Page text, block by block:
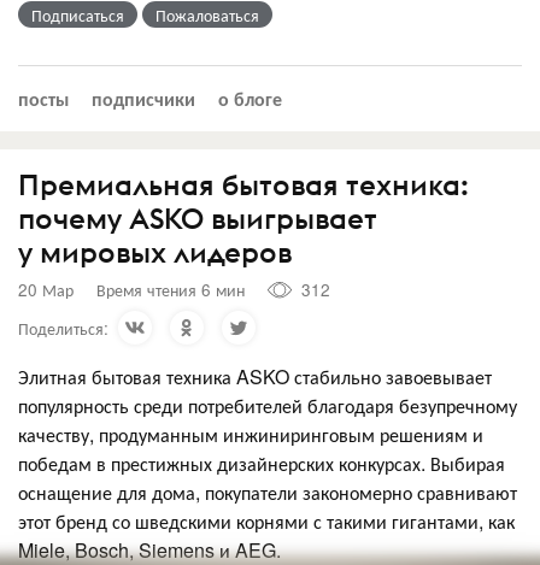
Подписаться Пожаловаться
посты подписчики о блоге
Премиальная бытовая техника:
почему ASKO выигрывает
у мировых лидеров
20 Мар Время чтения 6 мин
312
Поделиться:
Элитная бытовая техника ASKO стабильно завоевывает
популярность среди потребителей благодаря безупречному
качеству, продуманным инжиниринговым решениям и
победам в престижных дизайнерских конкурсах. Выбирая
оснащение для дома, покупатели закономерно сравнивают
этот бренд со шведскими корнями с такими гигантами, как
Miele, Bosch, Siemens и AEG.